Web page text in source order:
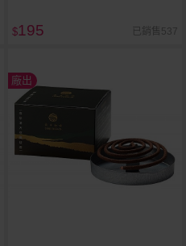
$195 已銷售537
廠出